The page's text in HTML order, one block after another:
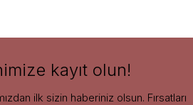
kayıt olun!
ilk sizin haberiniz olsun. Fırsatları